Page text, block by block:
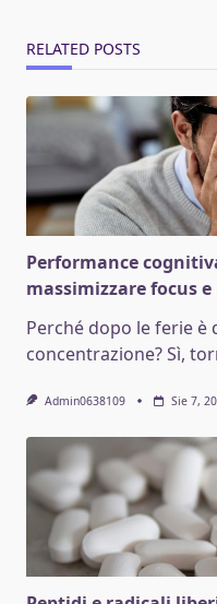
RELATED POSTS
Performance
massimizzare focus
Perché dopo le ferie
concentrazione? Sì,
Admin0638109 Sie 7,